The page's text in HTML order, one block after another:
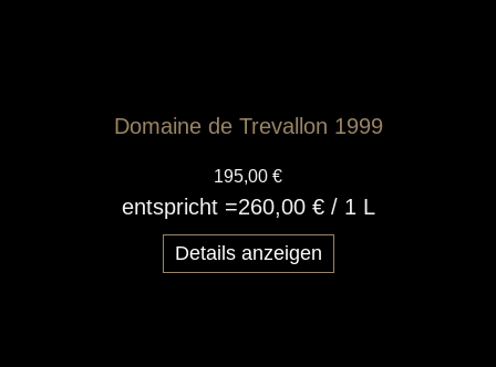
Domaine de Trevallon 1999
195,00 €
entspricht =260,00 €/ 1 L
Details anzeigen